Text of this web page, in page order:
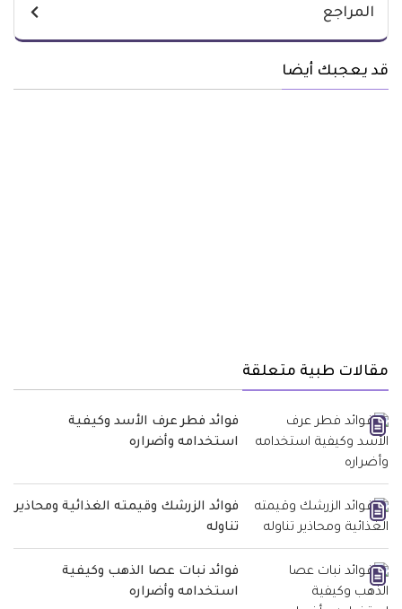
المراجع
قد يعجبك أيضا
مقالات طبية متعلقة
فوائد فطر عرف الأسد وكيفية
استخدامه وأضراره
فوائد الزرشك وقيمته الغذائية ومحاذير
تناوله
فوائد نبات عصا الذهب وكيفية
استخدامه وأضراره